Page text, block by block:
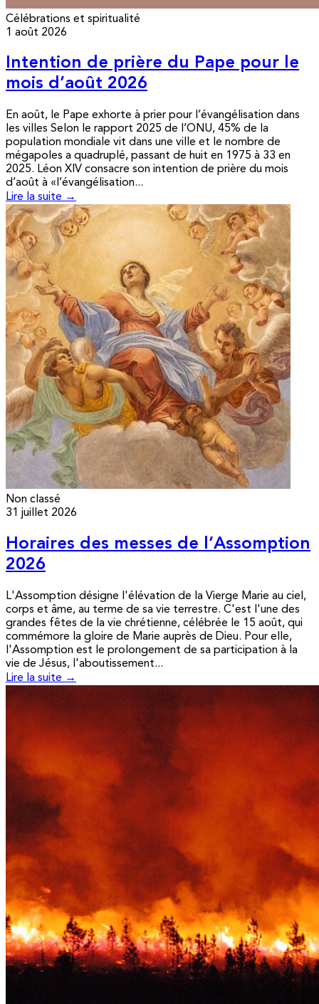
Célébrations et spiritualité
1 août 2026
Intention de prière du Pape pour le
mois d’août 2026
En août, le Pape exhorte à prier pour l’évangélisation dans
les villes Selon le rapport 2025 de l’ONU, 45% de la
population mondiale vit dans une ville et le nombre de
mégapoles a quadruplé, passant de huit en 1975 à 33 en
2025. Léon XIV consacre son intention de prière du mois
d’août à «l’évangélisation...
Lire la suite →
Non classé
31 juillet 2026
Horaires des messes de l’Assomption
2026
L'Assomption désigne l'élévation de la Vierge Marie au ciel,
corps et âme, au terme de sa vie terrestre. C'est l'une des
grandes fêtes de la vie chrétienne, célébrée le 15 août, qui
commémore la gloire de Marie auprès de Dieu. Pour elle,
l'Assomption est le prolongement de sa participation à la
vie de Jésus, l'aboutissement...
Lire la suite →